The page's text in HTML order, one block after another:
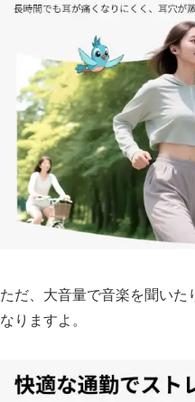
ただ、大音量で音楽を聞いた
なりますよ。